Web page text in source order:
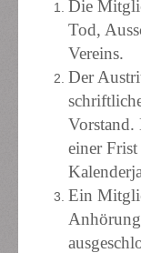
Die
Tod,
Vereins.
Der
Vorstand.
einer
Ein